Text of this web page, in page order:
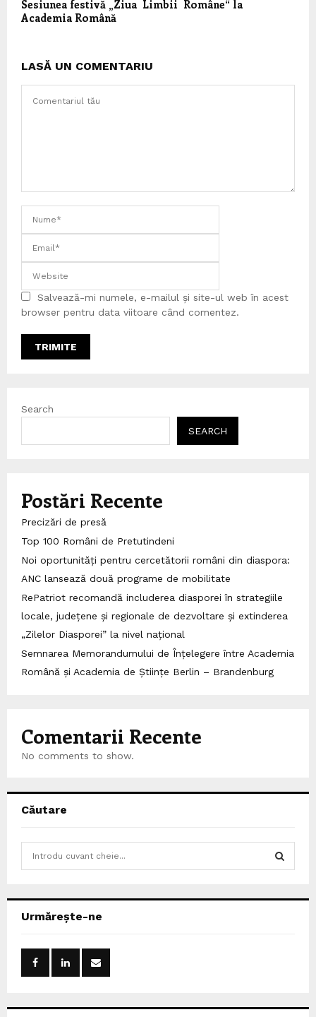
Sesiunea festivă „Ziua Limbii Române“ la
Academia Română
LASĂ UN COMENTARIU
Salvează-mi numele, e-mailul și site-ul web în acest
browser pentru data viitoare când comentez.
Search
SEARCH
Postări Recente
Precizări de presă
Top 100 Români de Pretutindeni
Noi oportunități pentru cercetătorii români din diaspora:
ANC lansează două programe de mobilitate
RePatriot recomandă includerea diasporei în strategiile
locale, județene și regionale de dezvoltare și extinderea
„Zilelor Diasporei” la nivel național
Semnarea Memorandumului de Înțelegere între Academia
Română și Academia de Științe Berlin – Brandenburg
Comentarii Recente
No comments to show.
Căutare
h
Urmărește-ne